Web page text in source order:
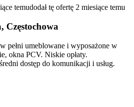
temudodał tę ofertę 2 miesiące temu
Częstochowa
pełni umeblowane i wyposażone w
okna PCV. Niskie opłaty.
dostęp do komunikacji i usług.